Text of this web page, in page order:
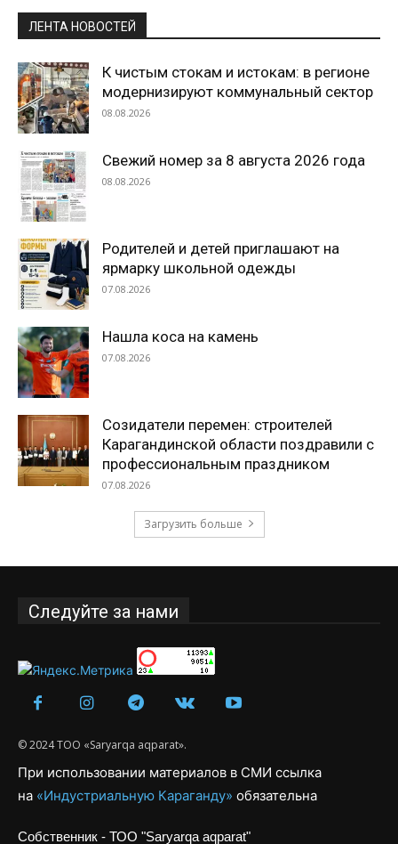
ЛЕНТА НОВОСТЕЙ
К чистым стокам и истокам: в регионе
модернизируют коммунальный сектор
08.08.2026
Свежий номер за 8 августа 2026 года
08.08.2026
Родителей и детей приглашают на
ярмарку школьной одежды
07.08.2026
Нашла коса на камень
07.08.2026
Созидатели перемен: строителей
Карагандинской области поздравили с
профессиональным праздником
07.08.2026
Загрузить больше
Следуйте за нами
© 2024 ТОО «Saryarqa aqparat».
При использовании материалов в СМИ ссылка
на «Индустриальную Караганду» обязательна
Собственник - ТОО "Saryarqa aqparat"